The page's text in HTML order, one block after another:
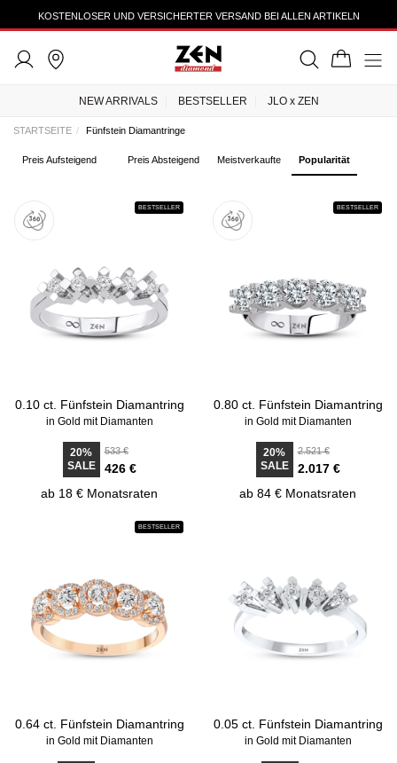
NEW ARRIVALS BESTSELLER JLO x ZEN
STARTSEITE Fünfstein Diamantringe
Preis Aufsteigend Preis Absteigend Meistverkaufte Popularität
BESTSELLER
0.10 ct. Fünfstein Diamantring
in Gold mit Diamanten
20%
SALE
533 €
426 €
ab 18 € Monatsraten
BESTSELLER
0.80 ct. Fünfstein Diamantring
in Gold mit Diamanten
20%
SALE
2.521 €
2.017 €
ab 84 € Monatsraten
BESTSELLER
0.64 ct. Fünfstein Diamantring
in Gold mit Diamanten
0.05 ct. Fünfstein Diamantring
in Gold mit Diamanten